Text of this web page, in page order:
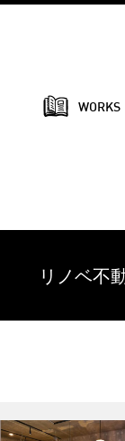
WORKS
リノベ不